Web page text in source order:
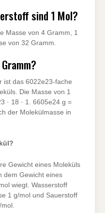
sind 1 Mol?
Masse von 4 Gramm, 1
von 32 Gramm.
ist das 6022e23-fache
Die Masse von 1
· 18 · 1. 6605e24 g =
der Molekülmasse in
Gewicht eines Moleküls
dem Gewicht eines
wiegt. Wasserstoff
1 g/mol und Sauerstoff